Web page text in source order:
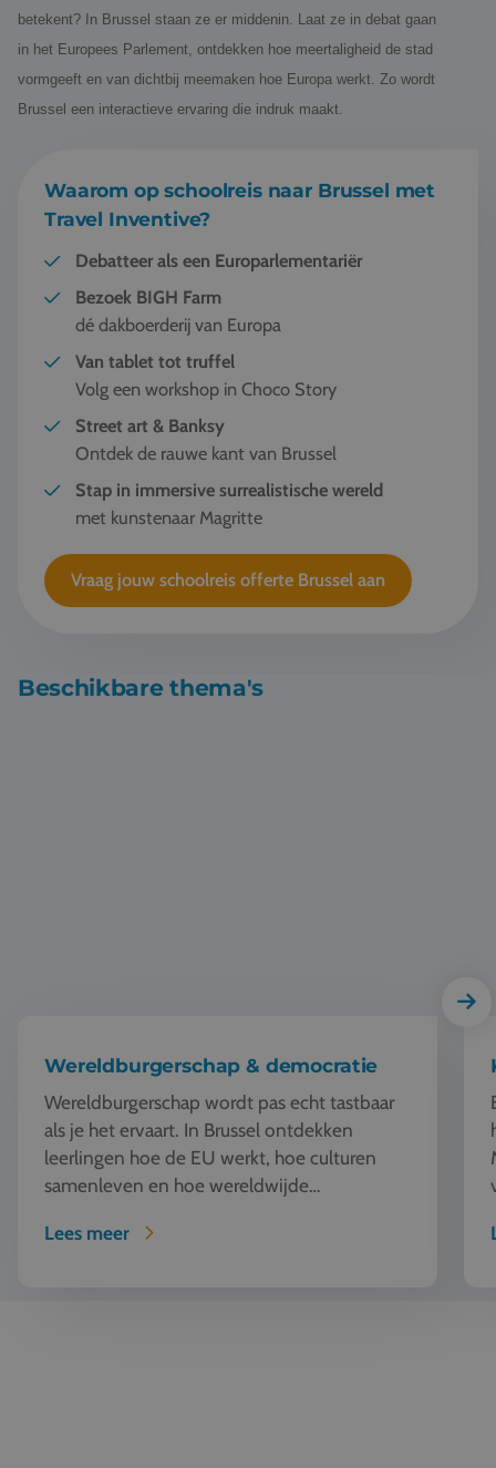
Klantportaal
betekent? In Brussel staan ze er middenin. Laat ze in debat gaan
in het Europees Parlement, ontdekken hoe meertaligheid de stad
vormgeeft en van dichtbij meemaken hoe Europa werkt. Zo wordt
Brussel een interactieve ervaring die indruk maakt.
Waarom op schoolreis naar Brussel met
Travel Inventive?
Debatteer als een Europarlementariër
Bezoek BIGH Farm
dé dakboerderij van Europa
Van tablet tot truffel
Volg een workshop in Choco Story
Street art & Banksy
Ontdek de rauwe kant van Brussel
Stap in immersive surrealistische wereld
met kunstenaar Magritte
Vraag jouw schoolreis offerte Brussel aan
Beschikbare thema's
Wereldburgerschap & democratie
Wereldburgerschap wordt pas echt tastbaar
als je het ervaart. In Brussel ontdekken
leerlingen hoe de EU werkt, hoe culturen
samenleven en hoe wereldwijde
Lees meer